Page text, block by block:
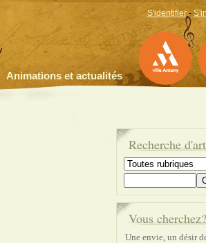
S'identifier -
Animations et actualités
Recherche
Vous cherchez?
Une envie, un désir